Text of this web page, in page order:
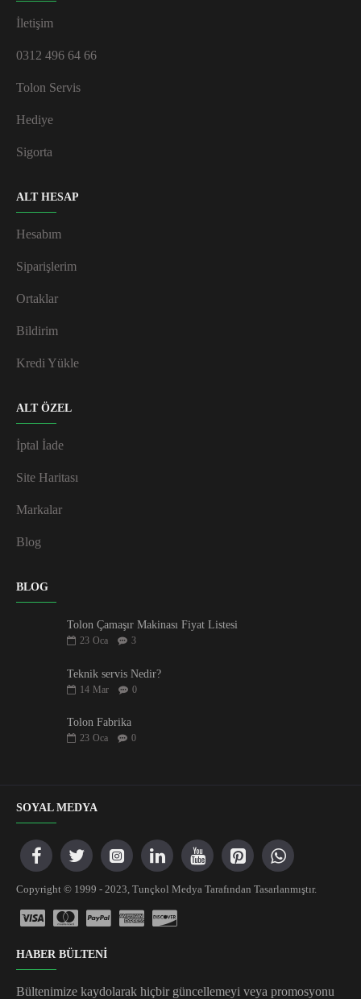
İletişim
0312 496 64 66
Tolon Servis
Hediye
Sigorta
ALT HESAP
Hesabım
Siparişlerim
Ortaklar
Bildirim
Kredi Yükle
ALT ÖZEL
İptal İade
Site Haritası
Markalar
Blog
BLOG
Tolon Çamaşır Makinası Fiyat Listesi
23 Oca 3
Teknik servis Nedir?
14 Mar 0
Tolon Fabrika
23 Oca 0
SOYAL MEDYA
Copyright © 1999 - 2023, Tunçkol Medya Tarafından Tasarlanmıştır.
HABER BÜLTENİ
Bültenimize kaydolarak hiçbir güncellemeyi veya promosyonu